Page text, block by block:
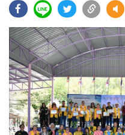
• Good health & Well-being
• Green Innovation & SD
• Management & HR
• MGR Live
• Infographic
• การเมือง
• ท่องเที่ยว